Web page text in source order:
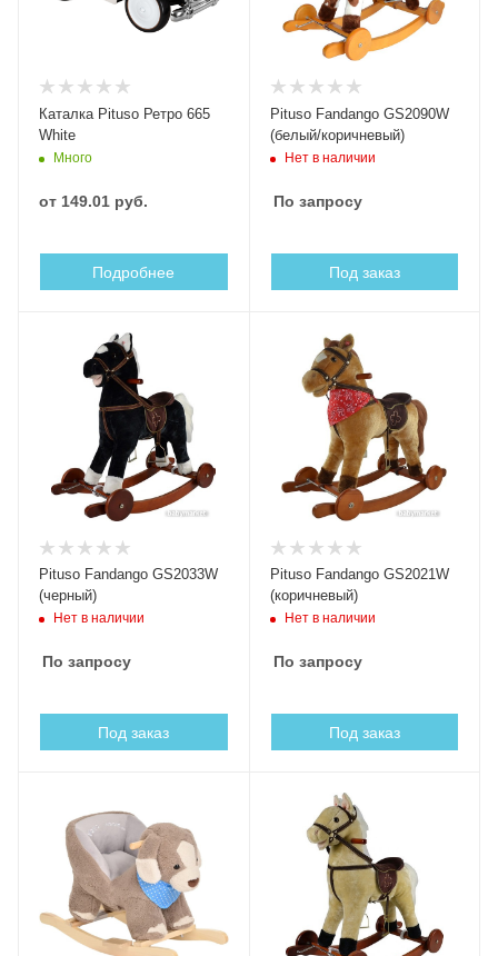
Каталка Pituso Ретро 665
White
Много
от 149.01 руб.
Подробнее
Pituso Fandango GS2090W
(белый/коричневый)
Нет в наличии
По запросу
Под заказ
Pituso Fandango GS2033W
(черный)
Нет в наличии
По запросу
Под заказ
Pituso Fandango GS2021W
(коричневый)
Нет в наличии
По запросу
Под заказ